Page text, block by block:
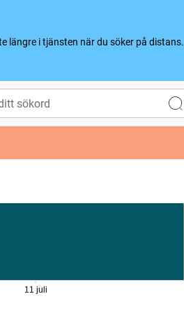
längre i tjänsten när du söker på distans.
11 juli